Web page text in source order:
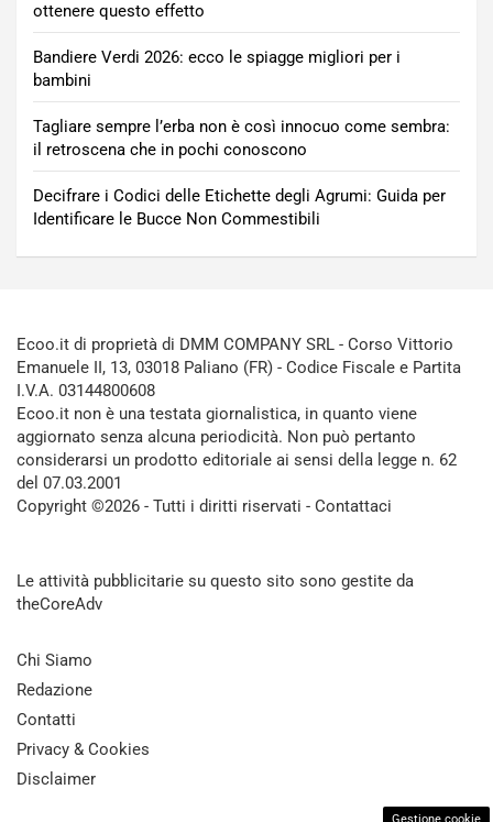
ottenere questo effetto
Bandiere Verdi 2026: ecco le spiagge migliori per i
bambini
Tagliare sempre l’erba non è così innocuo come sembra:
il retroscena che in pochi conoscono
Decifrare i Codici delle Etichette degli Agrumi: Guida per
Identificare le Bucce Non Commestibili
Ecoo.it di proprietà di DMM COMPANY SRL - Corso Vittorio
Emanuele II, 13, 03018 Paliano (FR) - Codice Fiscale e Partita
I.V.A. 03144800608
Ecoo.it non è una testata giornalistica, in quanto viene
aggiornato senza alcuna periodicità. Non può pertanto
considerarsi un prodotto editoriale ai sensi della legge n. 62
del 07.03.2001
Copyright ©2026 - Tutti i diritti riservati - Contattaci
Le attività pubblicitarie su questo sito sono gestite da
theCoreAdv
Chi Siamo
Redazione
Contatti
Privacy & Cookies
Disclaimer